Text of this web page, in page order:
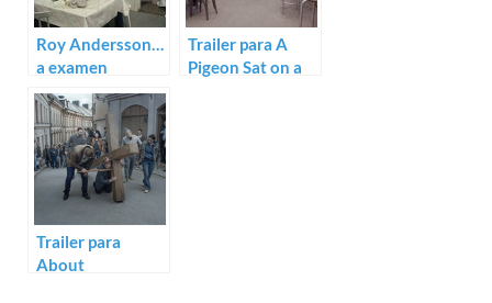
Roy Andersson…
a examen
Trailer para A
Pigeon Sat on a
Trailer para
About